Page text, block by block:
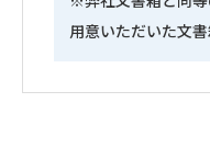
用意いただいた文書